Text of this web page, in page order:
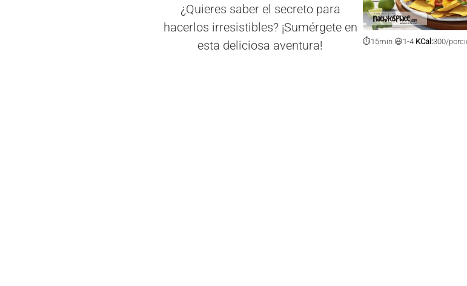
¿Quieres saber el secreto para
hacerlos irresistibles? ¡Sumérgete en
esta deliciosa aventura!
⏱️15min 😃1-4 KCal:300/